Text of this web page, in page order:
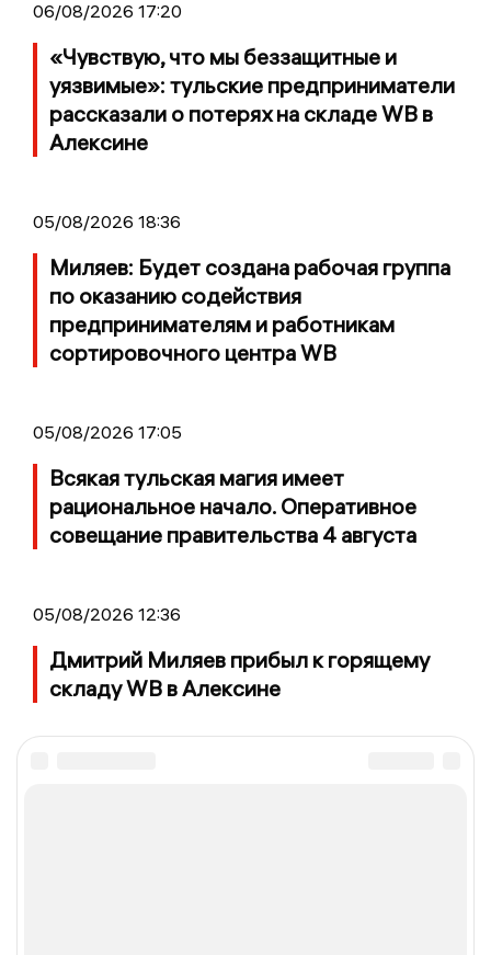
06/08/2026 17:20
«Чувствую, что мы беззащитные и
уязвимые»: тульские предприниматели
рассказали о потерях на складе WB в
Алексине
05/08/2026 18:36
Миляев: Будет создана рабочая группа
по оказанию содействия
предпринимателям и работникам
сортировочного центра WB
05/08/2026 17:05
Всякая тульская магия имеет
рациональное начало. Оперативное
совещание правительства 4 августа
05/08/2026 12:36
Дмитрий Миляев прибыл к горящему
складу WB в Алексине